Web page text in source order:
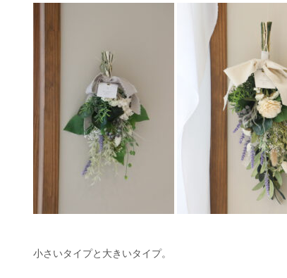
小さいタイプと大きいタイプ。